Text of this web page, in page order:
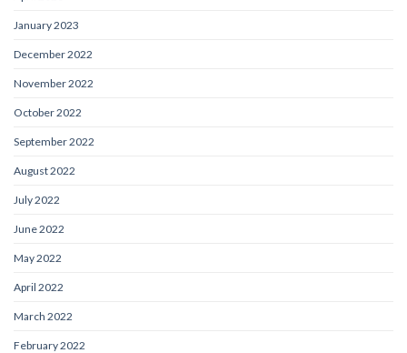
January 2023
December 2022
November 2022
October 2022
September 2022
August 2022
July 2022
June 2022
May 2022
April 2022
March 2022
February 2022